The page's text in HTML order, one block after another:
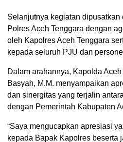
Selanjutnya kegiatan dipusatkan
Polres Aceh Tenggara dengan
oleh Kapolres Aceh Tenggara
kepada seluruh PJU dan
Dalam arahannya, Kapolda
Basyah, M.M. menyampaikan
dan sinergitas yang terjalin
dengan Pemerintah Kabupaten
“Saya mengucapkan apresiasi
kepada Bapak Kapolres beserta